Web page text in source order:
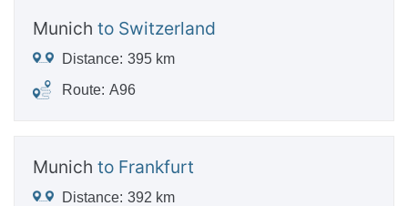
Munich to Switzerland
Distance: 395 km
Route: A96
Munich to Frankfurt
Distance: 392 km